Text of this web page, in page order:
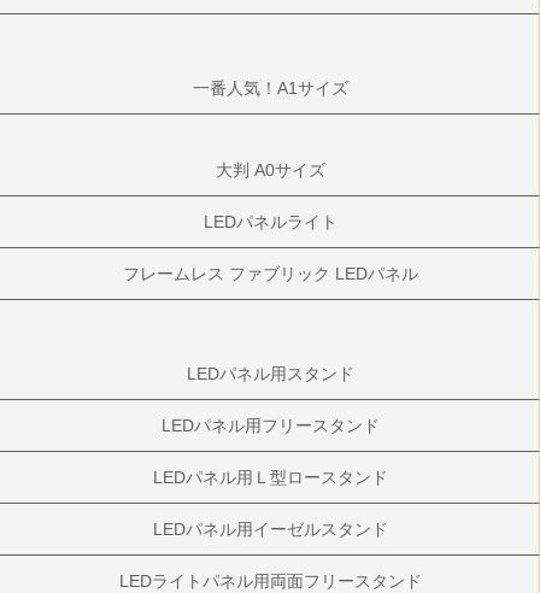
一番人気！A1サイズ
大判 A0サイズ
LEDパネルライト
フレームレス ファブリック LEDパネル
LEDパネル用スタンド
LEDパネル用フリースタンド
LEDパネル用Ｌ型ロースタンド
LEDパネル用イーゼルスタンド
LEDライトパネル用両面フリースタンド